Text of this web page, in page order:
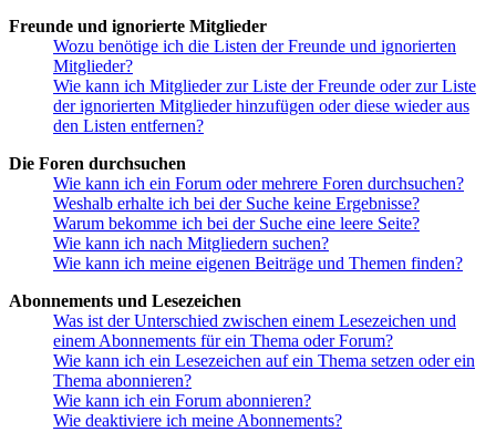
Freunde und ignorierte Mitglieder
Wozu benötige ich die Listen der Freunde und ignorierten
Mitglieder?
Wie kann ich Mitglieder zur Liste der Freunde oder zur Liste
der ignorierten Mitglieder hinzufügen oder diese wieder aus
den Listen entfernen?
Die Foren durchsuchen
Wie kann ich ein Forum oder mehrere Foren durchsuchen?
Weshalb erhalte ich bei der Suche keine Ergebnisse?
Warum bekomme ich bei der Suche eine leere Seite?
Wie kann ich nach Mitgliedern suchen?
Wie kann ich meine eigenen Beiträge und Themen finden?
Abonnements und Lesezeichen
Was ist der Unterschied zwischen einem Lesezeichen und
einem Abonnements für ein Thema oder Forum?
Wie kann ich ein Lesezeichen auf ein Thema setzen oder ein
Thema abonnieren?
Wie kann ich ein Forum abonnieren?
Wie deaktiviere ich meine Abonnements?